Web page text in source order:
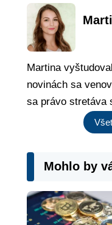
Martina
novinách sa
sa právo stretáva
Mohlo by